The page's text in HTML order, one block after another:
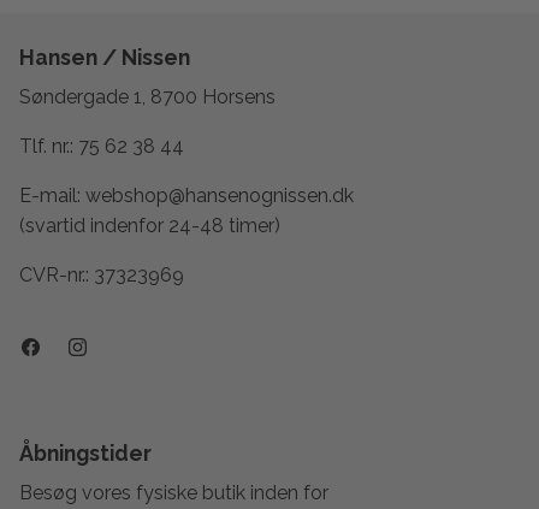
Hansen / Nissen
Søndergade 1, 8700 Horsens
Tlf. nr.: 75 62 38 44
E-mail: webshop@hansenognissen.dk
(svartid indenfor 24-48 timer)
CVR-nr.: 37323969
Åbningstider
Besøg vores fysiske butik inden for